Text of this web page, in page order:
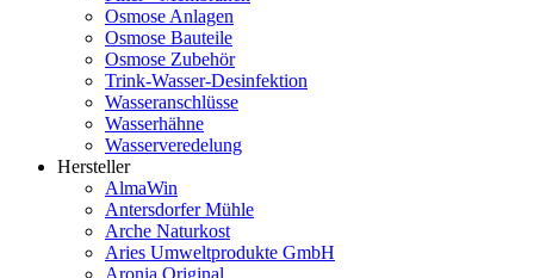
Osmose Anlagen
Osmose Bauteile
Osmose Zubehör
Trink-Wasser-Desinfektion
Wasseranschlüsse
Wasserhähne
Wasserveredelung
Hersteller
AlmaWin
Antersdorfer Mühle
Arche Naturkost
Aries Umweltprodukte GmbH
Aronia Original